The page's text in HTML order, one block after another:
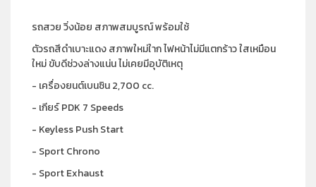
รถสวย วิ่งน้อย สภาพสมบูรณ์ พร้อมใช้
ตัวรถสีดำเบาะแดง สภาพใหม่ใาก ไฟหน้าไม่มีแตกร้าว ใสเหมือน
ใหม่ ขับดีช่วงล่างแน่น ไม่เคยมีอุบัติเหตุ
- เครื่องยนต์เบนซิน 2,700 cc.
- เกียร์ PDK 7 Speeds
- Keyless Push Start
- Sport Chrono
- Sport Exhaust